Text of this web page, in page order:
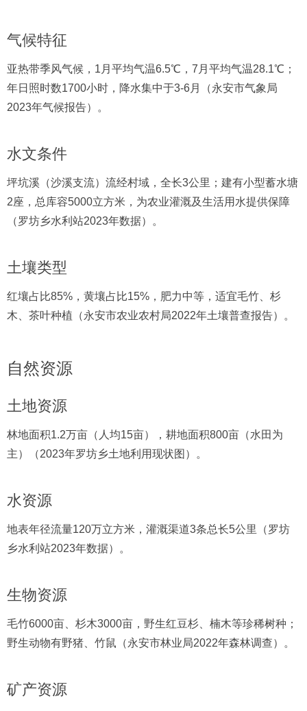
气候特征
亚热带季风气候，1月平均气温6.5℃，7月平均气温28.1℃；
年日照时数1700小时，降水集中于3-6月（永安市气象局
2023年气候报告）。
水文条件
坪坑溪（沙溪支流）流经村域，全长3公里；建有小型蓄水塘
2座，总库容5000立方米，为农业灌溉及生活用水提供保障
（罗坊乡水利站2023年数据）。
土壤类型
红壤占比85%，黄壤占比15%，肥力中等，适宜毛竹、杉
木、茶叶种植（永安市农业农村局2022年土壤普查报告）。
自然资源
土地资源
林地面积1.2万亩（人均15亩），耕地面积800亩（水田为
主）（2023年罗坊乡土地利用现状图）。
水资源
地表年径流量120万立方米，灌溉渠道3条总长5公里（罗坊
乡水利站2023年数据）。
生物资源
毛竹6000亩、杉木3000亩，野生红豆杉、楠木等珍稀树种；
野生动物有野猪、竹鼠（永安市林业局2022年森林调查）。
矿产资源